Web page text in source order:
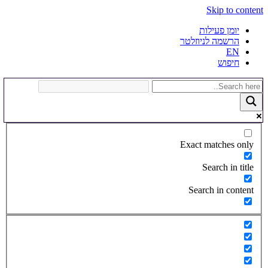
Skip to content
יומן פעילות
הרשמה לניוזלטר
EN
חיפוש
Exact matches only
Search in title
Search in content